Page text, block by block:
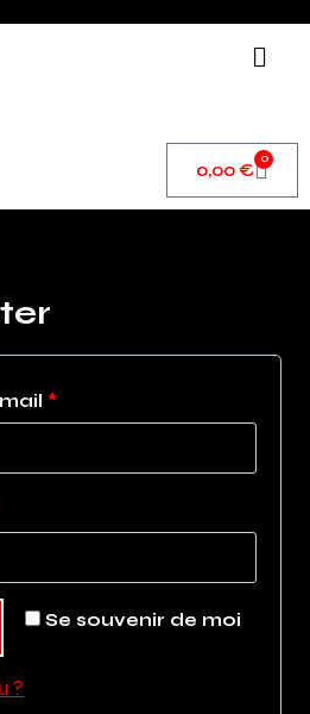
0,00€
0
*
Se souvenir de moi
?